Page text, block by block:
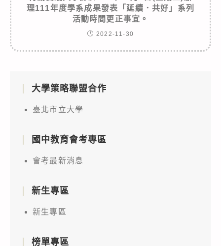
理111年度學系成果發表「延續．共好」系列
活動時間更正事宜。
2022-11-30
大學策略聯盟合作
臺北市立大學
國中教育會考專區
會考最新消息
新生專區
新生專區
榜單專區